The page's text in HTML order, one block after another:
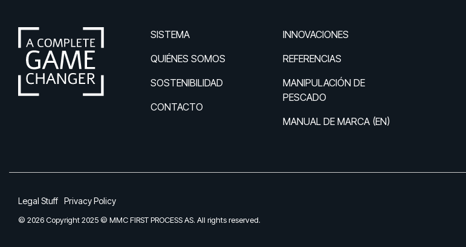
SISTEMA
QUIÉNES SOMOS
SOSTENIBILIDAD
CONTACTO
INNOVACIONES
REFERENCIAS
MANIPULACIÓN DE
PESCADO
MANUAL DE MARCA (EN)
Legal Stuff Privacy Policy
© 2026 Copyright 2025 © MMC FIRST PROCESS AS. All rights reserved.